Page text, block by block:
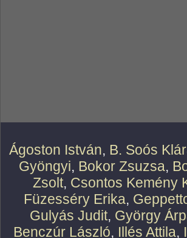
Ágoston István, B. Soós
Gyöngyi, Bokor Zsuzsa,
Zsolt, Csontos Kemény
Füzesséry Erika,
Gulyás Judit, György
Benczúr László, Illés Attila,